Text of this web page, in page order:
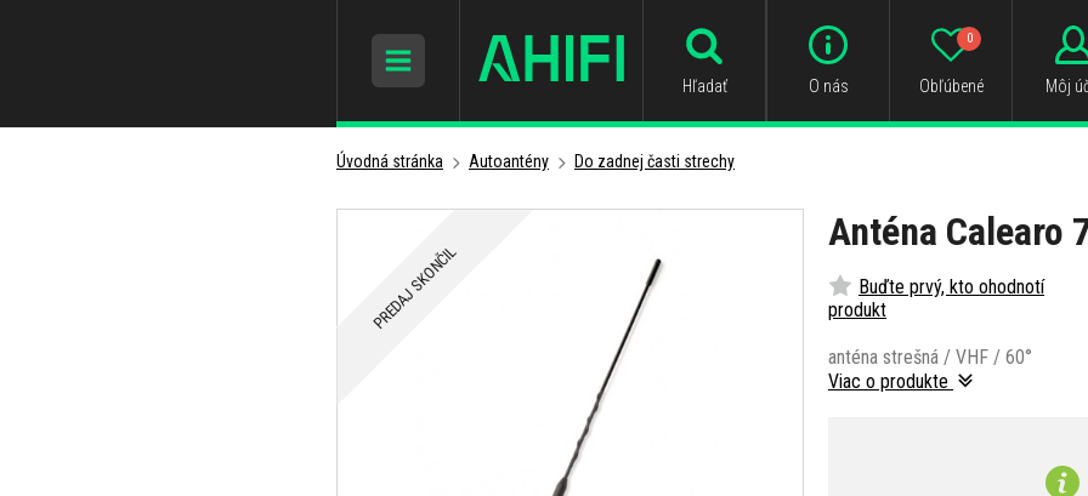
Hľadať O nás Obľúbené
0
Môj
Úvodná stránka Autoantény Do zadnej časti strechy
Anténa Calearo
Buďte prvý, kto ohodnotí
produkt
anténa strešná / VHF / 60°
Viac o produkte
PREDAJ SKONČIL